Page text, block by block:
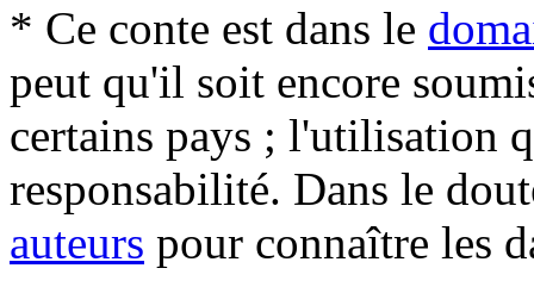
* Ce conte est dans le
peut qu'il soit encore
certains pays ; l'utilisation
responsabilité. Dans le
auteurs pour connaître les